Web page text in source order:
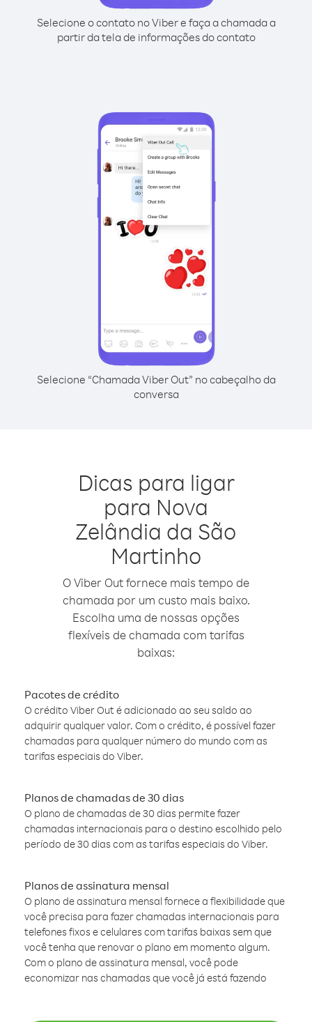
Selecione o contato no Viber e faça a chamada a
partir da tela de informações do contato
Selecione “Chamada Viber Out” no cabeçalho da
conversa
Dicas para ligar
para Nova
Zelândia da São
Martinho
O Viber Out fornece mais tempo de
chamada por um custo mais baixo.
Escolha uma de nossas opções
flexíveis de chamada com tarifas
baixas:
Pacotes de crédito
O crédito Viber Out é adicionado ao seu saldo ao
adquirir qualquer valor. Com o crédito, é possível fazer
chamadas para qualquer número do mundo com as
tarifas especiais do Viber.
Planos de chamadas de 30 dias
O plano de chamadas de 30 dias permite fazer
chamadas internacionais para o destino escolhido pelo
período de 30 dias com as tarifas especiais do Viber.
Planos de assinatura mensal
O plano de assinatura mensal fornece a flexibilidade que
você precisa para fazer chamadas internacionais para
telefones fixos e celulares com tarifas baixas sem que
você tenha que renovar o plano em momento algum.
Com o plano de assinatura mensal, você pode
economizar nas chamadas que você já está fazendo